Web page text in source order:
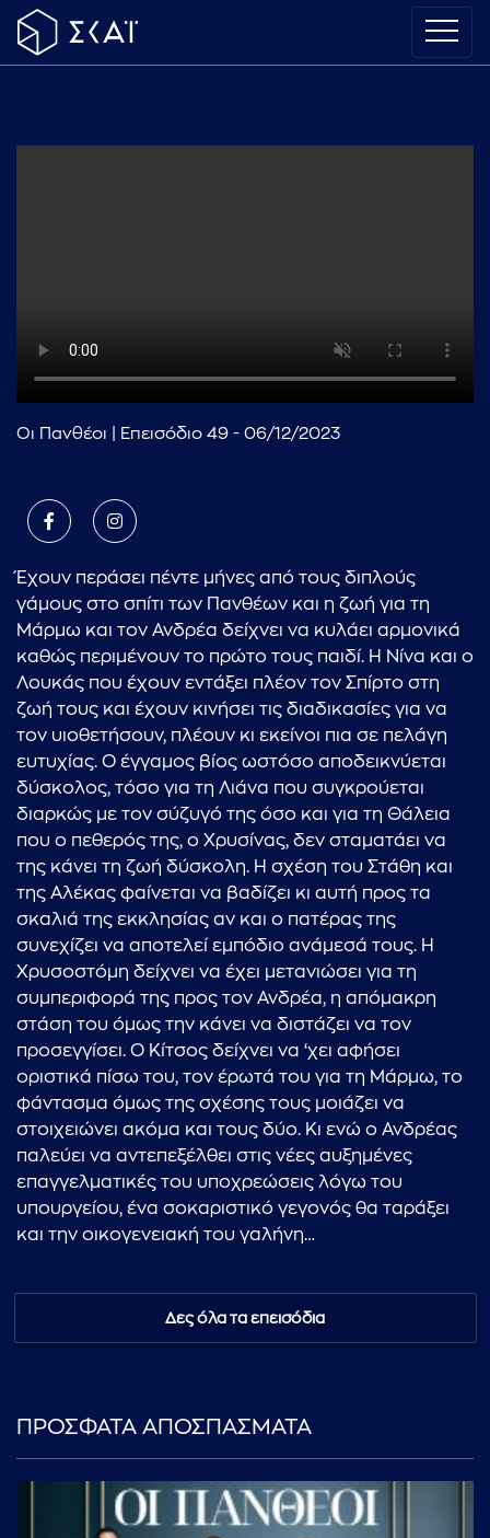
Οι Πανθέοι | Επεισόδιο 49 - 06/12/2023
Έχουν περάσει πέντε μήνες από τους διπλούς
γάμους στο σπίτι των Πανθέων και η ζωή για τη
Μάρμω και τον Ανδρέα δείχνει να κυλάει αρμονικά
καθώς περιμένουν το πρώτο τους παιδί. Η Νίνα και ο
Λουκάς που έχουν εντάξει πλέον τον Σπίρτο στη
ζωή τους και έχουν κινήσει τις διαδικασίες για να
τον υιοθετήσουν, πλέουν κι εκείνοι πια σε πελάγη
ευτυχίας. Ο έγγαμος βίος ωστόσο αποδεικνύεται
δύσκολος, τόσο για τη Λιάνα που συγκρούεται
διαρκώς με τον σύζυγό της όσο και για τη Θάλεια
που ο πεθερός της, ο Χρυσίνας, δεν σταματάει να
της κάνει τη ζωή δύσκολη. Η σχέση του Στάθη και
της Αλέκας φαίνεται να βαδίζει κι αυτή προς τα
σκαλιά της εκκλησίας αν και ο πατέρας της
συνεχίζει να αποτελεί εμπόδιο ανάμεσά τους. Η
Χρυσοστόμη δείχνει να έχει μετανιώσει για τη
συμπεριφορά της προς τον Ανδρέα, η απόμακρη
στάση του όμως την κάνει να διστάζει να τον
προσεγγίσει. Ο Κίτσος δείχνει να ‘χει αφήσει
οριστικά πίσω του, τον έρωτά του για τη Μάρμω, το
φάντασμα όμως της σχέσης τους μοιάζει να
στοιχειώνει ακόμα και τους δύο. Κι ενώ ο Ανδρέας
παλεύει να αντεπεξέλθει στις νέες αυξημένες
επαγγελματικές του υποχρεώσεις λόγω του
υπουργείου, ένα σοκαριστικό γεγονός θα ταράξει
και την οικογενειακή του γαλήνη…
Δες όλα τα επεισόδια
ΠΡΟΣΦΑΤΑ ΑΠΟΣΠΑΣΜΑΤΑ